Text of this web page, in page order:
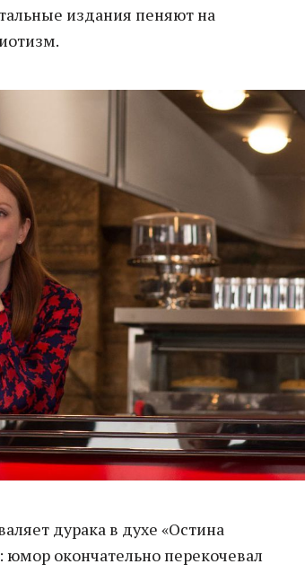
издания пеняют на
дурака в духе «Остина
юмор окончательно перекочевал